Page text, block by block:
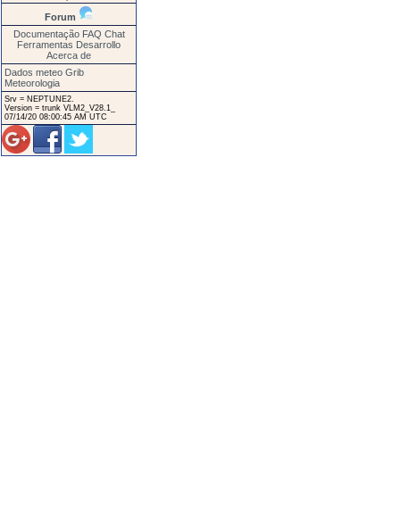
Forum
Documentação FAQ Chat
Ferramentas Desarrollo
Acerca de
Dados meteo Grib
Meteorologia
Srv = NEPTUNE2.
Version = trunk VLM2_V28.1_
07/14/20 08:00:45 AM UTC